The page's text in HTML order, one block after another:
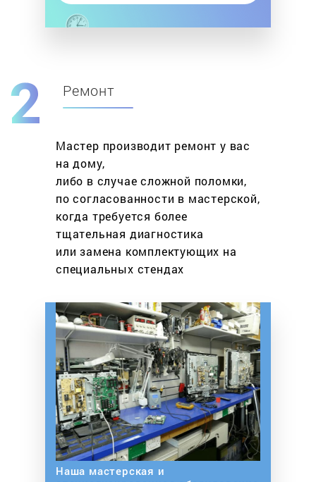
Ремонт
Мастер производит ремонт у вас
на дому,
либо в случае сложной поломки,
по согласованности в мастерской,
когда требуется более
тщательная диагностика
или замена комплектующих на
специальных стендах
Наша мастерская и